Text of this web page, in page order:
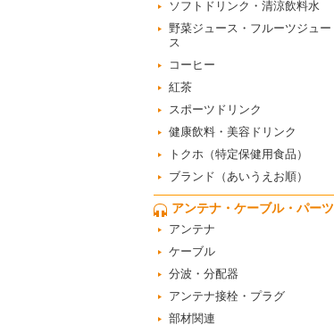
ソフトドリンク・清涼飲料水
野菜ジュース・フルーツジュー
ス
コーヒー
紅茶
スポーツドリンク
健康飲料・美容ドリンク
トクホ（特定保健用食品）
ブランド（あいうえお順）
アンテナ・ケーブル・パーツ
アンテナ
ケーブル
分波・分配器
アンテナ接栓・プラグ
部材関連